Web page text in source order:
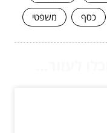
כסף משפטי